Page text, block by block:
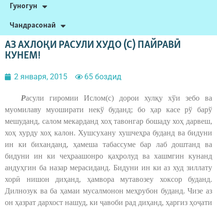
Гуногун
Чандрасонаӣ
АЗ АХЛОҚИ РАСУЛИ ХУДО (С) ПАЙРАВӢ
КУНЕМ!
2 января, 2015 65 боздид
Расули гиромии Ислом(с) дорои хулқу хўи зебо ва
муомилаву муоширати некў буданд; бо ҳар касе рў барў
мешуданд, салом мекарданд хоҳ тавонгар бошаду хоҳ дарвеш,
хоҳ хурду хоҳ калон. Хушсухану хушчеҳра буданд ва бидуни
ин ки биханданд, ҳамеша табассуме бар лаб доштанд ва
бидуни ин ки чеҳраашонро қаҳролуд ва хашмгин кунанд
андуҳгин ба назар мерасиданд. Бидуни ин ки аз худ зиллату
хорӣ нишон диҳанд, ҳамвора мутавозеу хоксор буданд.
Дилнозук ва ба ҳамаи мусалмонон меҳрубон буданд. Чизе аз
он ҳазрат дархост нашуд, ки ҷавоби рад диҳанд, ҳаргиз ҳоҷати